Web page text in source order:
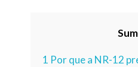
1 Por que a NR-12